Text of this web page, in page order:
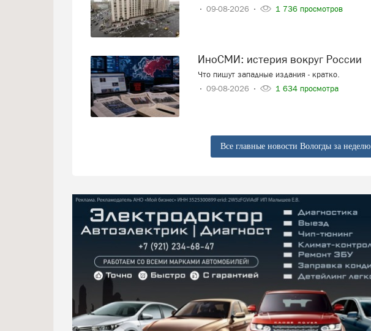
09-08-2026
1 736 просмотров
ИноСМИ: истерия вокруг России
Что пишут западные издания - кратко.
09-08-2026
1 634 просмотра
Все главные новости Вологды за неделю